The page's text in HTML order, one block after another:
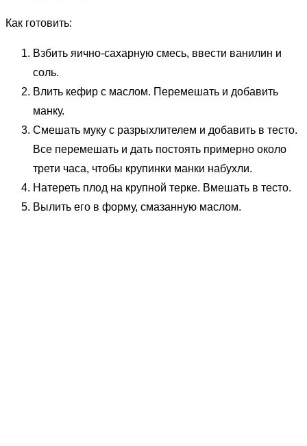
Как готовить:
Взбить яично-сахарную смесь, ввести ванилин и
соль.
Влить кефир с маслом. Перемешать и добавить
манку.
Смешать муку с разрыхлителем и добавить в тесто.
Все перемешать и дать постоять примерно около
трети часа, чтобы крупинки манки набухли.
Натереть плод на крупной терке. Вмешать в тесто.
Вылить его в форму, смазанную маслом.